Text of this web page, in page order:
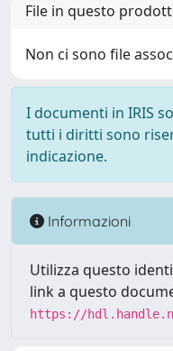
File in questo
Non ci sono file
I documenti in IRIS
tutti i diritti sono
indicazione.
Informazioni
Utilizza questo
link a questo
https://